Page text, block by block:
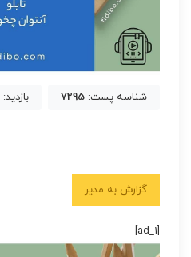
شناسه پست: 7295 بازدید:
گزارش به مدیر
[ad_1]